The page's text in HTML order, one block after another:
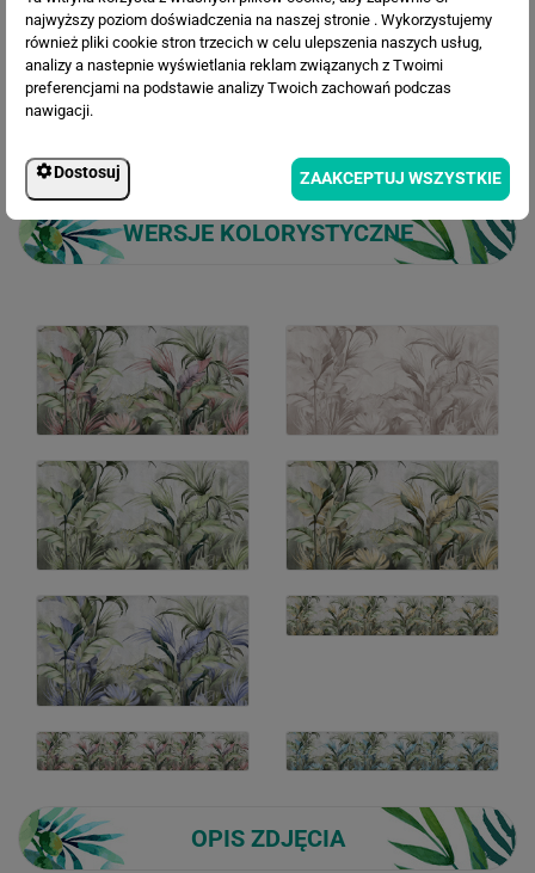
WERSJE KOLORYSTYCZNE
OPIS ZDJĘCIA
najwyższy poziom doświadczenia na naszej stronie . Wykorzystujemy
również pliki cookie stron trzecich w celu ulepszenia naszych usług,
analizy a nastepnie wyświetlania reklam związanych z Twoimi
preferencjami na podstawie analizy Twoich zachowań podczas
nawigacji.
Dostosuj ZAAKCEPTUJ WSZYSTKIE